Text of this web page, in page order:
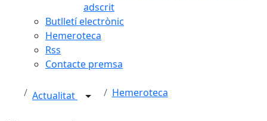
adscrit
Butlletí electrònic
Hemeroteca
Rss
Contacte premsa
Actualitat Hemeroteca